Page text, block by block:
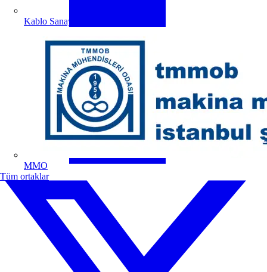
Kablo Sanayicileri Derneği
MMO
Tüm ortaklar